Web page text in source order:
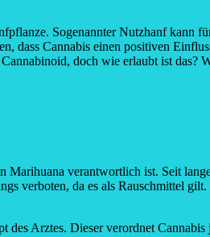
Sogenannter Nutzhanf kann
dass Cannabis einen positiven
doch wie erlaubt ist das?
verantwortlich ist. Seit
verboten, da es als Rauschmittel
Arztes. Dieser verordnet